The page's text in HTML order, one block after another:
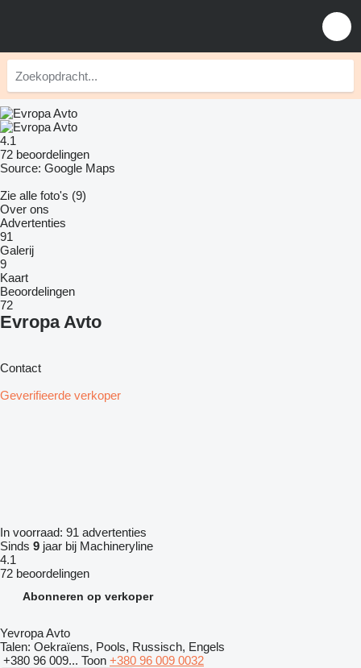
4.1
72 beoordelingen
Source: Google Maps
Zie alle foto's (9)
Over ons
Advertenties
91
Galerij
9
Kaart
Beoordelingen
72
Evropa Avto
Contact
Geverifieerde verkoper
In voorraad: 91 advertenties
Sinds 9 jaar bij Machineryline
4.1
72 beoordelingen
Abonneren op verkoper
Yevropa Avto
Talen: Oekraïens, Pools, Russisch, Engels
+380 96 009... Toon +380 96 009 0032